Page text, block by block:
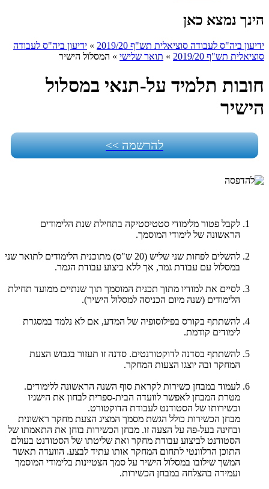
הינך נמצא כאן
ידיעון ביה"ס לעבודה סוציאלית תש"ף 2019/20 » ידיעון ביה"ס לעבודה
סוציאלית תש"ף 2019/20
» תואר שלישי » המסלול הישיר
חובות תלמיד על-תנאי במסלול
הישיר
להרשמה >>
לקבל פטור מלימודי סטטיסטיקה בתחילת שנת הלימודים
הראשונה של לימודי המוסמך.
להשלים לפחות שני שליש (20 ש"ס) מתוכנית הלימודים לתואר שני
במסלול עם עבודת גמר, אך ללא ביצוע עבודת הגמר.
לסיים את למודיו מתוך תכנית המוסמך תוך שנתיים ממועד תחילת
הלימודים (שנה מיום הכניסה למסלול הישיר).
להשתתף בקורס בפילוסופיה של המדע, אם לא נלמד במסגרת
לימודים קודמת.
להשתתף בסדנה לדוקטורנטים. סדנה זו תעזור בגבוש הצעת
המחקר ובה יוצגו הצעות המחקר.
לעמוד במבחן כשירות לקראת סוף השנה הראשונה ללימודים.
מטרת המבחן לאפשר לוועדה הבית-ספרית לבחון את הישגיו
וכשירותו של הסטודנט לעבודת הדוקטורט.
מבחן הכשירות כולל הגשת מסמך המציג הצעת מחקר ראשונית
ובחינה בעל-פה על הצעה זו. מבחן הכשירות בוחן את התאמתו של
הסטודנט לביצוע עבודת מחקר ואת שליטתו של הסטודנט בעולם
התוכן הרלוונטי לתחום המחקר אותו עתיד לבצע. הוועדה תאשר
המשך שילובו במסלול הישיר על סמך הצטיינות בלימודי המוסמך
ועמידה בהצלחה במבחן הכשירות.